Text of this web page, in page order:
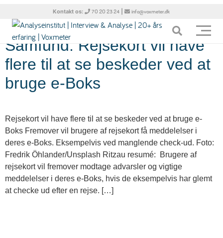
Kontakt os: 70 20 23 24 | info@voxmeter.dk
Tag: Rejsekort
Samfund: Rejsekort vil have
flere til at se beskeder ved at
bruge e-Boks
Rejsekort vil have flere til at se beskeder ved at bruge e-
Boks Fremover vil brugere af rejsekort få meddelelser i
deres e-Boks. Eksempelvis ved manglende check-ud. Foto:
Fredrik Öhlander/Unsplash Ritzau resumé: Brugere af
rejsekort vil fremover modtage advarsler og vigtige
meddelelser i deres e-Boks, hvis de eksempelvis har glemt
at checke ud efter en rejse. […]